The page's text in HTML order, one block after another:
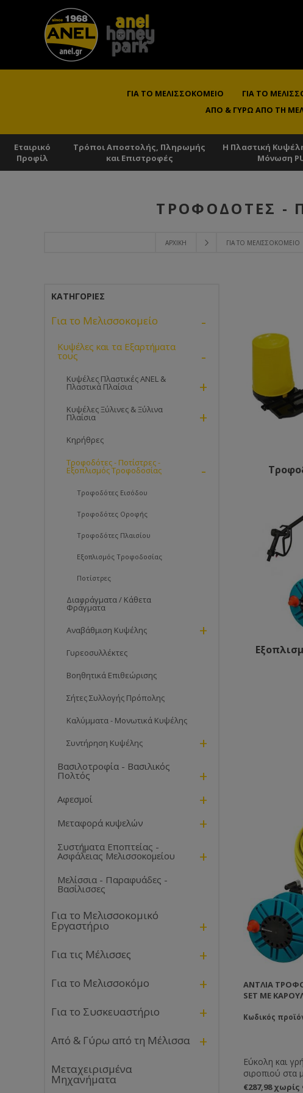
ΓΙΑ ΤΟ ΜΕΛΙΣΣΟΚΟΜΕΊΟ ΓΙΑ ΤΟ
ΑΠΌ & ΓΎΡΩ ΑΠΌ ΤΗ
Εταιρικό
Προφίλ
Τρόποι Αποστολής, Πληρωμής
και Επιστροφές
Η Πλαστική
Μόνωση
ΑΡΧΙΚΉ ΓΙΑ ΤΟ ΜΕΛΙΣΣΟΚΟΜΕΊΟ
ΤΡΟΦΟΔΌΤΕΣ -
ΑΝΤΛΊΑ
SET ΜΕ
Κωδικός
Εύκολη και
σιροπιού στα
χυμένα
€287,98
ΚΑΤΗΓΟΡΊΕΣ
Για το Μελισσοκομείο -
Κυψέλες και τα Εξαρτήματα
τους -
Κυψέλες Πλαστικές ANEL &
Πλαστικά Πλαίσια +
Κυψέλες Ξύλινες & Ξύλινα
Πλαίσια +
Κηρήθρες
Τροφοδότες - Ποτίστρες -
Εξοπλισμός Τροφοδοσίας -
Τροφοδότες Εισόδου
Τροφοδότες Οροφής
Τροφοδότες Πλαισίου
Εξοπλισμός Τροφοδοσίας
Ποτίστρες
Διαφράγματα / Κάθετα
Φράγματα
Αναβάθμιση Κυψέλης +
Γυρεοσυλλέκτες
Βοηθητικά Επιθεώρισης
Σήτες Συλλογής Πρόπολης
Καλύμματα - Μονωτικά Κυψέλης
Συντήρηση Κυψέλης +
Βασιλοτροφία - Βασιλικός
Πολτός +
Αφεσμοί +
Μεταφορά κυψελών +
Συστήματα Εποπτείας -
Ασφάλειας Μελισσοκομείου +
Μελίσσια - Παραφυάδες -
Βασίλισσες
Για το Μελισσοκομικό
Εργαστήριο +
Για τις Μέλισσες +
Για το Μελισσοκόμο +
Για το Συσκευαστήριο +
Από & Γύρω από τη Μέλισσα +
Μεταχειρισμένα
Μηχανήματα